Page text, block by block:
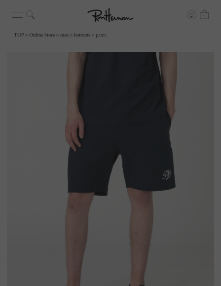
TOP Online Store men bottoms pants